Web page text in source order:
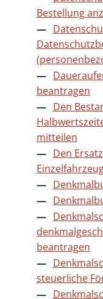
Bestellung
beantragen
Den
mitteilen
Den
beantragen
steuerliche